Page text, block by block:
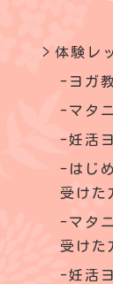
体験レ
ヨガ
マタ
妊活
はじ
受けた
マタ
受けた
妊活